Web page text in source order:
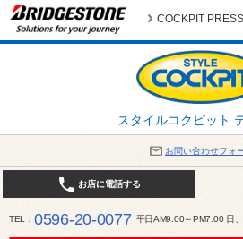
スタイルコクピット
COCKPIT PRESS
お問い合わせフォ
お店に電話する
TEL 0596-20-0077 平日AM9:00～PM7:00 日